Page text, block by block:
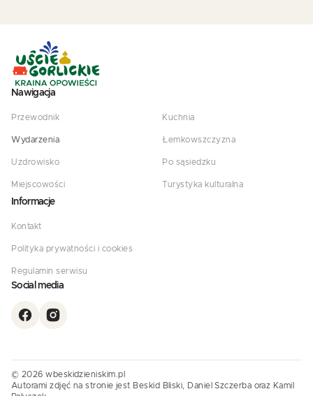
Nawigacja
Przewodnik
Wydarzenia
Uzdrowisko
Miejscowości
Kuchnia
Łemkowszczyzna
Po sąsiedzku
Turystyka kulturalna
Informacje
Kontakt
Polityka prywatności i cookies
Regulamin serwisu
Social media
© 2026 wbeskidzieniskim.pl
Autorami zdjęć na stronie jest Beskid Bliski, Daniel Szczerba oraz Kamil